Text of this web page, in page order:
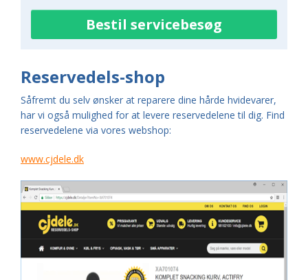
Bestil servicebesøg
Reservedels-shop
Såfremt du selv ønsker at reparere dine hårde hvidevarer,
har vi også mulighed for at levere reservedelene til dig. Find
reservedelene via vores webshop:
www.cjdele.dk